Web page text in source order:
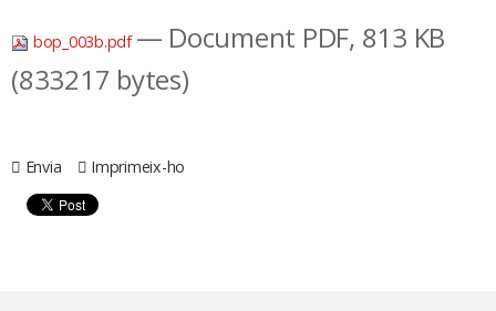
bop_003b.pdf — Document PDF, 813 KB
(833217 bytes)
Envia Imprimeix-ho